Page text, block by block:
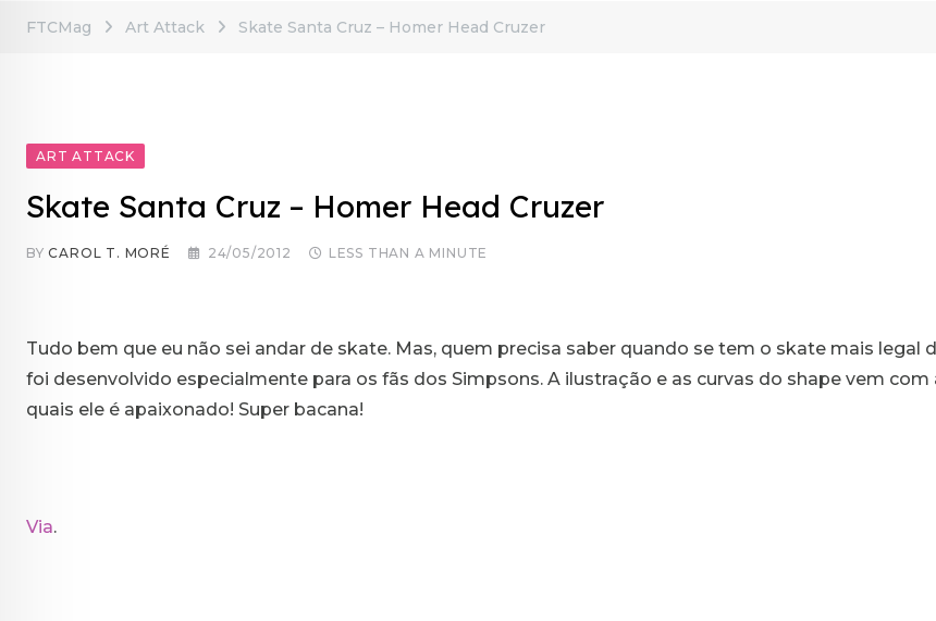
FTCMag Art Attack Skate Santa Cruz – Homer Head Cruzer
ART ATTACK
Skate Santa Cruz – Homer Head Cruzer
BYCAROL T. MORÉ 24/05/2012 LESS THAN A MINUTE
Tudo bem que eu não sei andar de skate. Mas, quem precisa saber quando se tem o skate mais legal
foi desenvolvido especialmente para os fãs dos Simpsons. A ilustração e as curvas do shape vem
quais ele é apaixonado! Super bacana!
Via.